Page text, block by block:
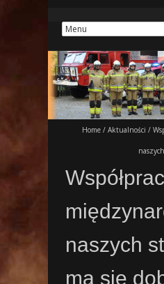
Home / Aktualności /
naszych
ma się